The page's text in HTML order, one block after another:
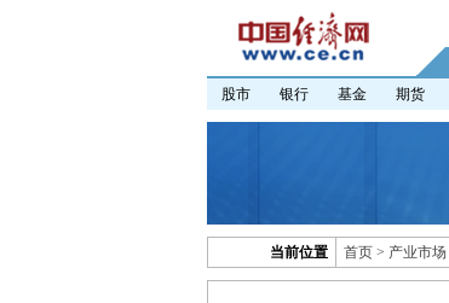
股市
银行 基金 期货
当前位置 首页 > 产业市场